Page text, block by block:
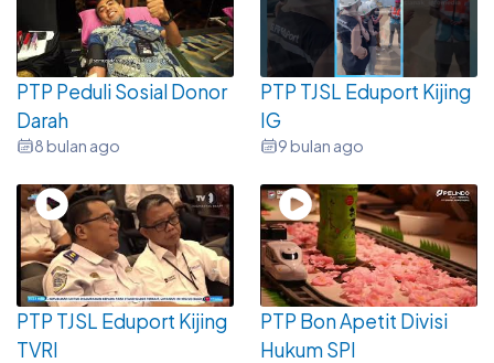
PTP Peduli Sosial Donor
Darah
8 bulan ago
PTP TJSL Eduport Kijing
IG
9 bulan ago
PTP TJSL Eduport Kijing
TVRI
PTP Bon Apetit Divisi
Hukum SPI